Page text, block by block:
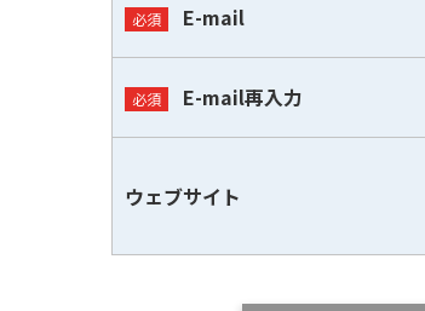
E-mail
E-mail再入力
ウェブサイト